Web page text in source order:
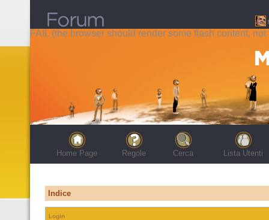
FAIL (the browser should render some flash content, not
Home Page Regole Cerca Lista Utenti
Indice
Login